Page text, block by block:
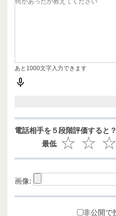
あと1000文字入力できます
電話相手を５段階評価すると？
最低
画像:
非公開で